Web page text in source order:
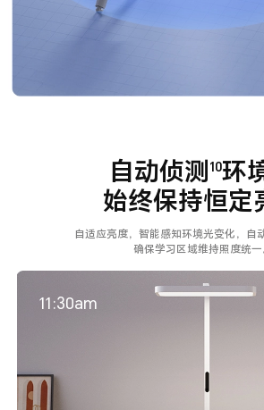
自动侦测 10环
始终保持恒定
自适应亮度，智能感知环境光变化，自
确保学习区域维持照度统一
11:30am